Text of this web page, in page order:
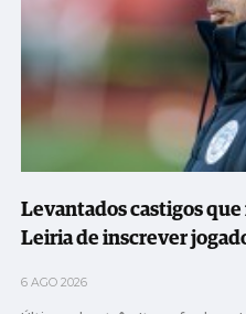
Levantados castigos
Leiria de inscrever
6 AGO 2026